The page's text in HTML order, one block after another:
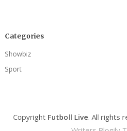
Categories
Showbiz
Sport
Copyright Futboll Live. All rights